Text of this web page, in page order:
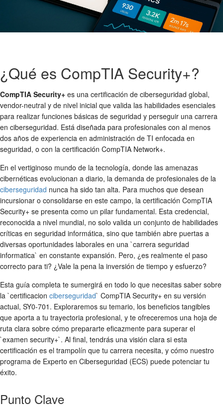
¿Qué es CompTIA Security+?
CompTIA Security+ es una certificación de ciberseguridad global,
vendor-neutral y de nivel inicial que valida las habilidades esenciales
para realizar funciones básicas de seguridad y perseguir una carrera
en ciberseguridad. Está diseñada para profesionales con al menos
dos años de experiencia en administración de TI enfocada en
seguridad, o con la certificación CompTIA Network+.
En el vertiginoso mundo de la tecnología, donde las amenazas
cibernéticas evolucionan a diario, la demanda de profesionales de la
ciberseguridad nunca ha sido tan alta. Para muchos que desean
incursionar o consolidarse en este campo, la certificación CompTIA
Security+ se presenta como un pilar fundamental. Esta credencial,
reconocida a nivel mundial, no solo valida un conjunto de habilidades
críticas en seguridad informática, sino que también abre puertas a
diversas oportunidades laborales en una `carrera seguridad
informatica` en constante expansión. Pero, ¿es realmente el paso
correcto para ti? ¿Vale la pena la inversión de tiempo y esfuerzo?
Esta guía completa te sumergirá en todo lo que necesitas saber sobre
la `certificacion ciberseguridad` CompTIA Security+ en su versión
actual, SY0-701. Exploraremos su temario, los beneficios tangibles
que aporta a tu trayectoria profesional, y te ofreceremos una hoja de
ruta clara sobre cómo prepararte eficazmente para superar el
`examen security+`. Al final, tendrás una visión clara si esta
certificación es el trampolín que tu carrera necesita, y cómo nuestro
programa de Experto en Ciberseguridad (ECS) puede potenciar tu
éxito.
Punto Clave